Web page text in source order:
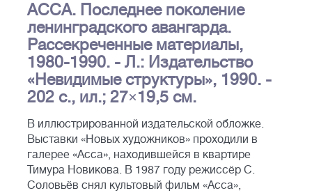
АССА. Последнее поколение
ленинградского авангарда.
Рассекреченные материалы,
1980-1990. - Л.: Издательство
«Невидимые структуры», 1990. -
202 с., ил.; 27×19,5 см.
В иллюстрированной издательской обложке.
Выставки «Новых художников» проходили в
галерее «Асса», находившейся в квартире
Тимура Новикова. В 1987 году режиссёр С.
Соловьёв снял культовый фильм «Асса»,